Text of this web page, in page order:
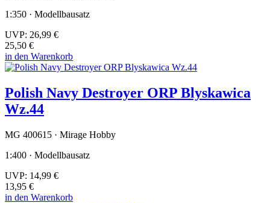
1:350 · Modellbausatz
UVP: 26,99 €
25,50 €
in den Warenkorb
Polish Navy Destroyer ORP Blyskawica
Wz.44
MG 400615 · Mirage Hobby
1:400 · Modellbausatz
UVP: 14,99 €
13,95 €
in den Warenkorb